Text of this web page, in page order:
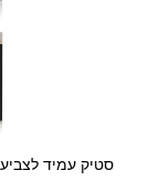
סטיק עמיד